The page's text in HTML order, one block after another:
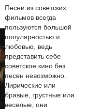
Песни из советских
фильмов всегда
пользуются большой
популярностью и
любовью, ведь
представить себе
советское кино без
песен невозможно.
Лирические или
бравые, грустные или
веселые, они